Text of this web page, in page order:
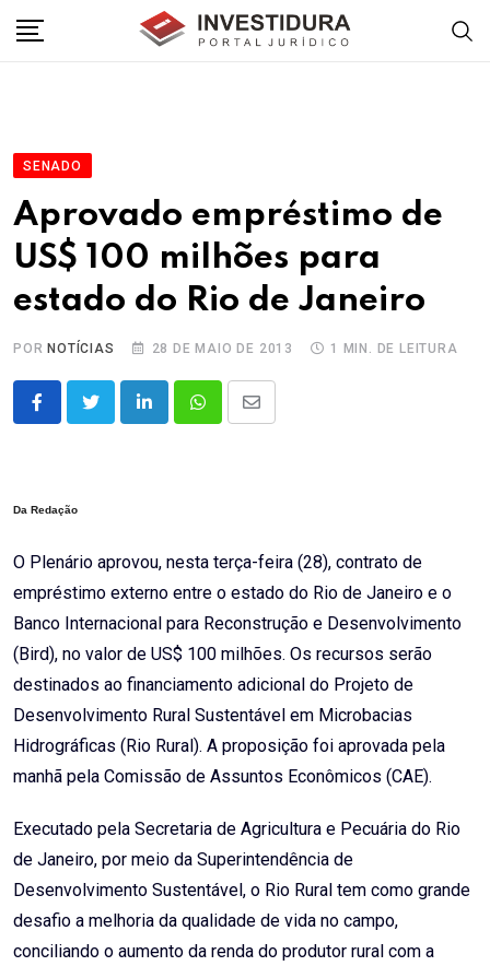
SENADO
Aprovado empréstimo de
US$ 100 milhões para
estado do Rio de Janeiro
POR NOTÍCIAS 28 DE MAIO DE 2013 1 MIN. DE LEITURA
LinkedInWhatsappShare
Da Redação
O Plenário aprovou, nesta terça-feira (28), contrato de
empréstimo externo entre o estado do Rio de Janeiro e o
Banco Internacional para Reconstrução e Desenvolvimento
(Bird), no valor de US$ 100 milhões. Os recursos serão
destinados ao financiamento adicional do Projeto de
Desenvolvimento Rural Sustentável em Microbacias
Hidrográficas (Rio Rural). A proposição foi aprovada pela
manhã pela Comissão de Assuntos Econômicos (CAE).
Executado pela Secretaria de Agricultura e Pecuária do Rio
de Janeiro, por meio da Superintendência de
Desenvolvimento Sustentável, o Rio Rural tem como grande
desafio a melhoria da qualidade de vida no campo,
conciliando o aumento da renda do produtor rural com a